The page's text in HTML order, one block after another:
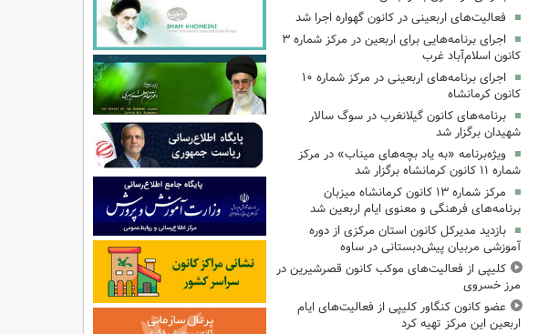
فعالیت‌های اربعینی در کانون گهواره اجرا شد
اجرای برنامه‌هایی برای اربعین در مرکز شماره ۳
کانون اسلام‌آباد غرب
اجرای برنامه‌های اربعینی در مرکز شماره ۱۰
کانون کرمانشاه
برنامه‌های کانون گیلانغرب در سوگ سالار
شهیدان برگزار شد
ویژه‌برنامه «به یاد بچه‌های میناب» در مرکز
شماره ۱۱ کانون کرمانشاه برگزار شد
مرکز شماره ۱۳ کانون کرمانشاه میزبان
برنامه‌های فرهنگی و معنوی ایام اربعین شد
بازدید مدیرکل کانون استان مرکزی از دوره
آموزشی مربیان پیش‌دبستانی در ساوه
کلیپی از فعالیت‌های موکب کانون قصرشیرین در
مرز خسروی
عضو کانون کنگاور کلیپی از فعالیت‌های ایام
اربعین این مرکز تهیه کرد